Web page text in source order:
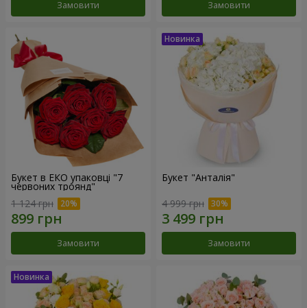
Замовити Замовити
Букет в ЕКО упаковці "7
червоних троянд"
1 124 грн
Замовити
Букет "Анталія"
4 999 грн
Замовити